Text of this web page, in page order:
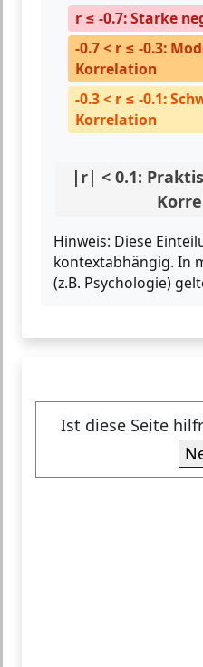
r ≤ -0.7: Starke
-0.7 < r ≤ -0.3:
Korrelation
-0.3 < r ≤ -0.1:
Korrelation
|r| < 0.1:
Hinweis: Diese
kontextabhängig. In
(z.B. Psychologie)
Ist diese Seite